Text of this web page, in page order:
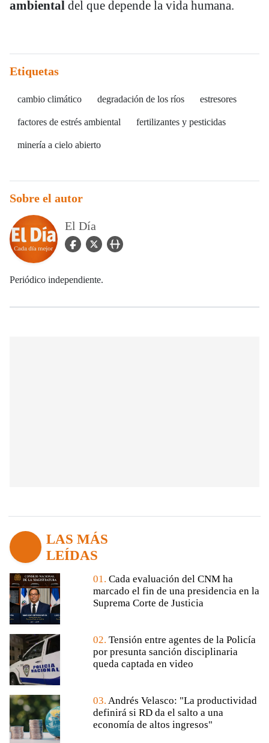
ambiental del que depende la vida humana.
Etiquetas
cambio climático degradación de los ríos estresores
factores de estrés ambiental fertilizantes y pesticidas
minería a cielo abierto
Sobre el autor
El Día
facebook Icon
twitter Iconuser_url Icon
Periódico independiente.
LAS MÁS
LEÍDAS
01. Cada evaluación del CNM ha
marcado el fin de una presidencia en la
Suprema Corte de Justicia
02. Tensión entre agentes de la Policía
por presunta sanción disciplinaria
queda captada en video
03. Andrés Velasco: "La productividad
definirá si RD da el salto a una
economía de altos ingresos"